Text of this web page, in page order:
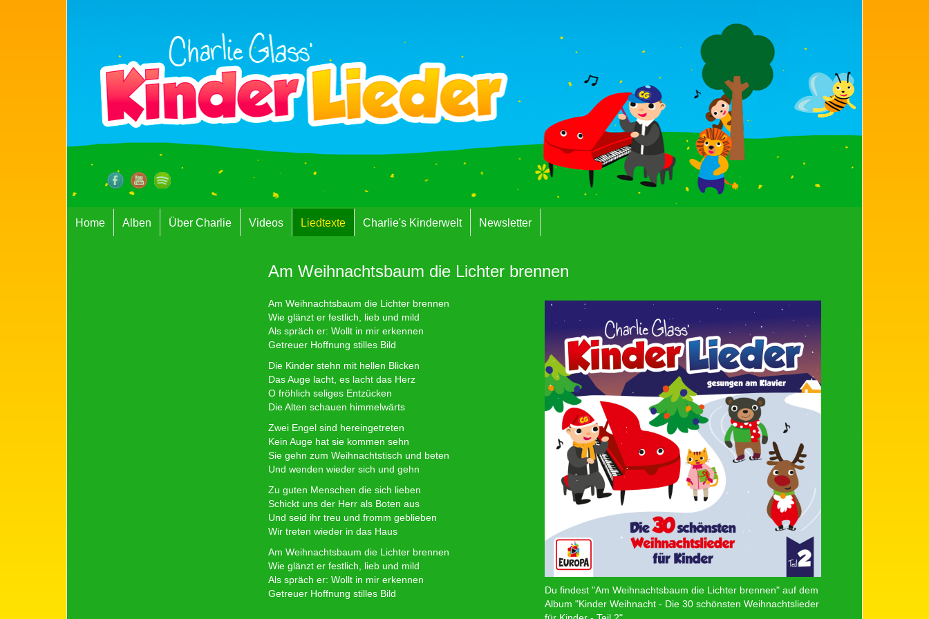
Home Alben Über Charlie Videos Liedtexte Charlie's Kinderwelt Newsletter
Am Weihnachtsbaum die Lichter brennen
Am Weihnachtsbaum die Lichter brennen
Wie glänzt er festlich, lieb und mild
Als spräch er: Wollt in mir erkennen
Getreuer Hoffnung stilles Bild
Die Kinder stehn mit hellen Blicken
Das Auge lacht, es lacht das Herz
O fröhlich seliges Entzücken
Die Alten schauen himmelwärts
Zwei Engel sind hereingetreten
Kein Auge hat sie kommen sehn
Sie gehn zum Weihnachtstisch und beten
Und wenden wieder sich und gehn
Zu guten Menschen die sich lieben
Schickt uns der Herr als Boten aus
Und seid ihr treu und fromm geblieben
Wir treten wieder in das Haus
Am Weihnachtsbaum die Lichter brennen
Wie glänzt er festlich, lieb und mild
Als spräch er: Wollt in mir erkennen
Getreuer Hoffnung stilles Bild
Du findest "Am Weihnachtsbaum die Lichter brennen" auf dem
Album "Kinder Weihnacht - Die 30 schönsten Weihnachtslieder